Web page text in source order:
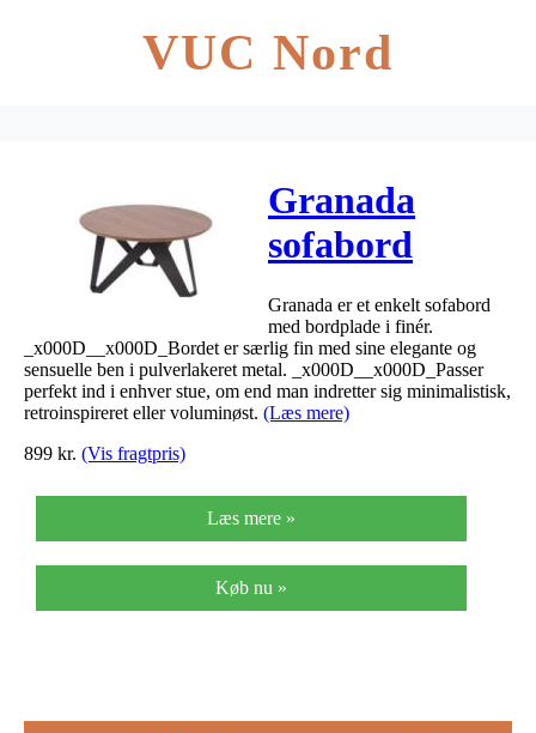
VUC Nord
Granada
sofabord
Ø80x41cm
Granada er et enkelt sofabord
med bordplade i finér.
_x000D__x000D_Bordet er særlig fin med sine elegante og
sensuelle ben i pulverlakeret metal. _x000D__x000D_Passer
perfekt ind i enhver stue, om end man indretter sig minimalistisk,
retroinspireret eller voluminøst. (Læs mere)
899 kr. (Vis fragtpris)
Læs mere »
Køb nu »